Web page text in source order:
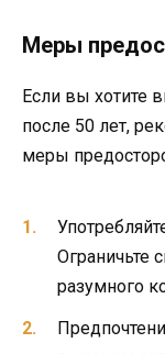
Меры
Если вы хотите
после 50 лет,
меры
Ограничьте
разумного